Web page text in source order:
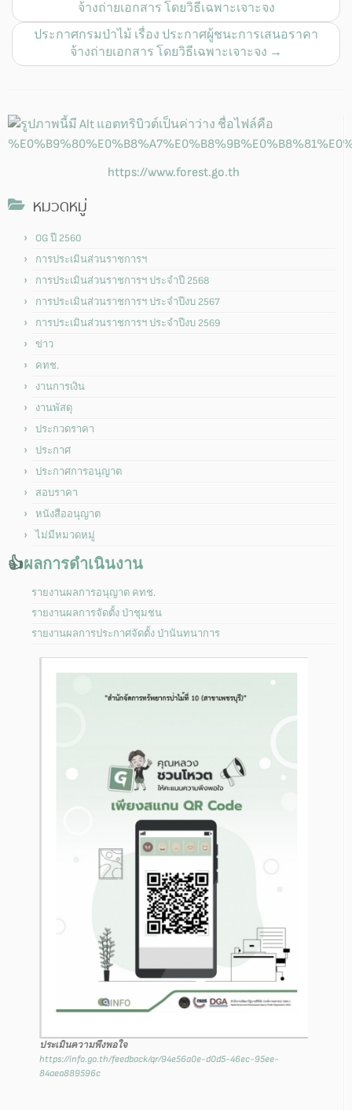
จ้างถ่ายเอกสาร โดยวิธีเฉพาะเจาะจง
ประกาศกรมป่าไม้ เรื่อง ประกาศผู้ชนะการเสนอราคา
จ้างถ่ายเอกสาร โดยวิธีเฉพาะเจาะจง →
https://www.forest.go.th
หมวดหมู่
OG ปี 2560
การประเมินส่วนราชการฯ
การประเมินส่วนราชการฯ ประจำปี 2568
การประเมินส่วนราชการฯ ประจำปีงบ 2567
การประเมินส่วนราชการฯ ประจำปีงบ 2569
ข่าว
คทช.
งานการเงิน
งานพัสดุ
ประกวดราคา
ประกาศ
ประกาศการอนุญาต
สอบราคา
หนังสืออนุญาต
ไม่มีหมวดหมู่
👍ผลการดำเนินงาน
รายงานผลการอนุญาต คทช.
รายงานผลการจัดตั้ง ป่าชุมชน
รายงานผลการประกาศจัดตั้ง ป่านันทนาการ
ประเมินความพึงพอใจ
https://info.go.th/feedback/qr/94e56a0e-d0d5-46ec-95ee-
84aea889596c